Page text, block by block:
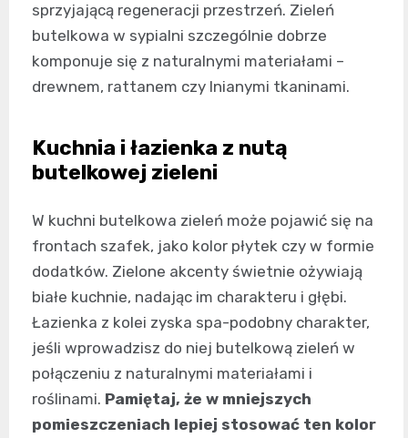
sprzyjającą regeneracji przestrzeń. Zieleń
butelkowa w sypialni szczególnie dobrze
komponuje się z naturalnymi materiałami –
drewnem, rattanem czy lnianymi tkaninami.
Kuchnia i łazienka z nutą
butelkowej zieleni
W kuchni butelkowa zieleń może pojawić się na
frontach szafek, jako kolor płytek czy w formie
dodatków. Zielone akcenty świetnie ożywiają
białe kuchnie, nadając im charakteru i głębi.
Łazienka z kolei zyska spa-podobny charakter,
jeśli wprowadzisz do niej butelkową zieleń w
połączeniu z naturalnymi materiałami i
roślinami. Pamiętaj, że w mniejszych
pomieszczeniach lepiej stosować ten kolor